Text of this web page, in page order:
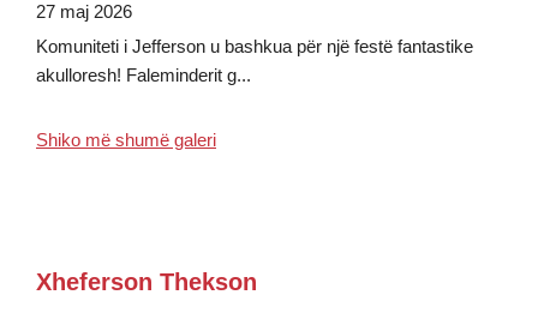
27 maj 2026
Komuniteti i Jefferson u bashkua për një festë fantastike
akulloresh! Faleminderit g...
Shiko më shumë galeri
Xheferson Thekson